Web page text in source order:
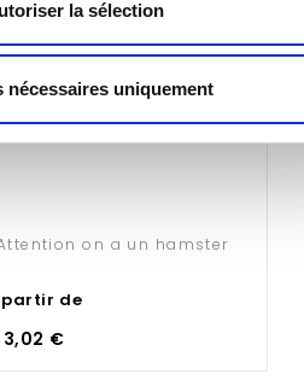
la sélection
nécessaires uniquement
on a un hamster
partir de
3,02 €